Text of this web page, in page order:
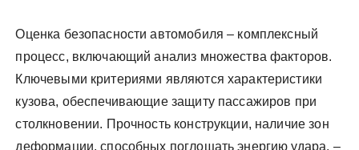
Оценка безопасности автомобиля – комплексный
процесс, включающий анализ множества факторов.
Ключевыми критериями являются характеристики
кузова, обеспечивающие защиту пассажиров при
столкновении. Прочность конструкции, наличие зон
деформации, способных поглощать энергию удара, –